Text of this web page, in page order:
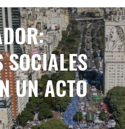
SOCIALES
UN ACTO